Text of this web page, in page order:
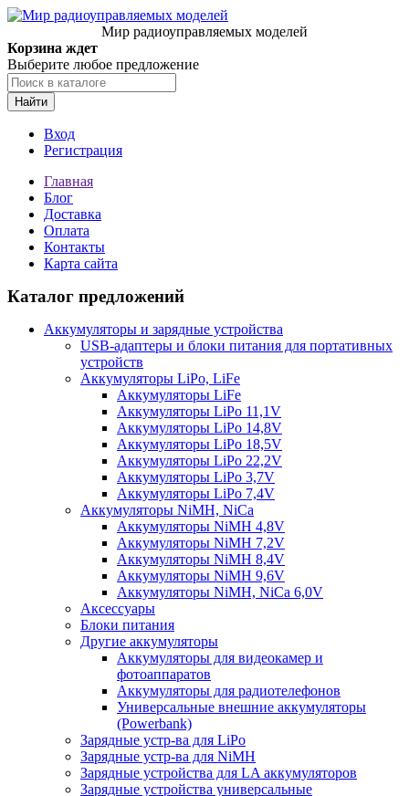
Мир радиоуправляемых моделей
Корзина ждет
Выберите любое предложение
Найти
Вход
Регистрация
Главная
Блог
Доставка
Оплата
Контакты
Карта сайта
Каталог предложений
Аккумуляторы и зарядные устройства
USB-адаптеры и блоки питания для портативных
устройств
Аккумуляторы LiPo, LiFe
Аккумуляторы LiFe
Аккумуляторы LiPo 11,1V
Аккумуляторы LiPo 14,8V
Аккумуляторы LiPo 18,5V
Аккумуляторы LiPo 22,2V
Аккумуляторы LiPo 3,7V
Аккумуляторы LiPo 7,4V
Аккумуляторы NiMH, NiCa
Аккумуляторы NiMH 4,8V
Аккумуляторы NiMH 7,2V
Аккумуляторы NiMH 8,4V
Аккумуляторы NiMH 9,6V
Аккумуляторы NiMH, NiCa 6,0V
Аксессуары
Блоки питания
Другие аккумуляторы
Аккумуляторы для видеокамер и
фотоаппаратов
Аккумуляторы для радиотелефонов
Универсальные внешние аккумуляторы
(Powerbank)
Зарядные устр-ва для LiPo
Зарядные устр-ва для NiMH
Зарядные устройства для LA аккумуляторов
Зарядные устройства универсальные